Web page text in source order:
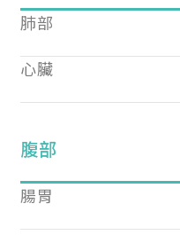
肺部
心臟
腹部
腸胃